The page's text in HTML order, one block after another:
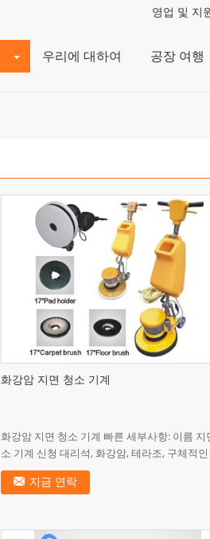
영업 및 지
우리에 대하여 공장 여행
화강암 지면 청소 기계
화강암 지면 청소 기계 빠른 세부사항: 이름 지
소 기계 신청 대리석, 화강암, 테라조, 구체적인
유형 XJ-175-1.5 기능 닦는 청소 묘사: 합동 주식
터, 본래 ...지금 연락